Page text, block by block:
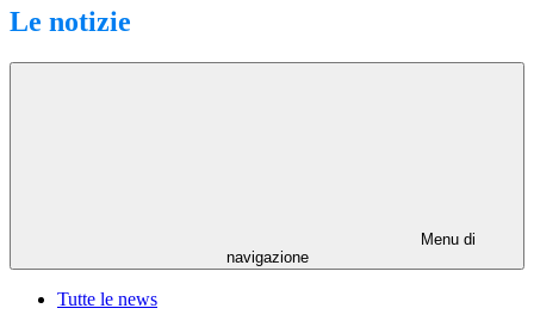
Le notizie
Menu di
navigazione
Tutte le news